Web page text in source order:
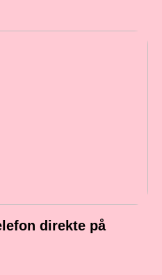
direkte på